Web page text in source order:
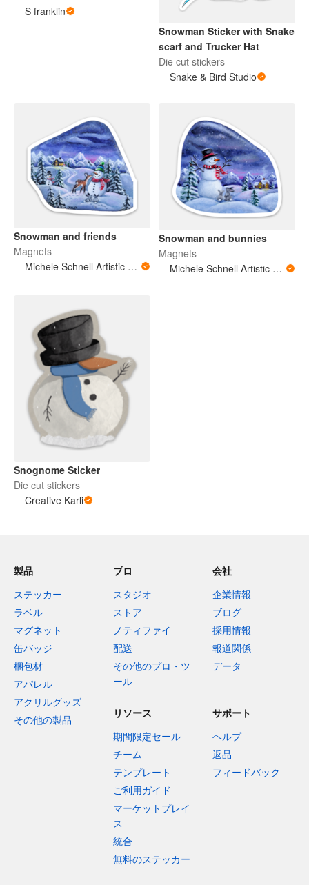
S franklin
Snowman Sticker with Snake
scarf and Trucker Hat
Die cut stickers
Snake & Bird Studio
Snowman and friends
Magnets
Michele Schnell Artistic Expressions of Heart and Soul. PNW animals and more
Snowman and bunnies
Magnets
Michele Schnell Artistic Expressions of Heart and Soul. PNW animals and more
Snognome Sticker
Die cut stickers
Creative Karli
製品
ステッカー
ラベル
マグネット
缶バッジ
梱包材
アパレル
アクリルグッズ
その他の製品
プロ
スタジオ
ストア
ノティファイ
配送
その他のプロ・ツ
ール
会社
企業情報
ブログ
採用情報
報道関係
データ
リソース
期間限定セール
チーム
テンプレート
ご利用ガイド
マーケットプレイ
ス
統合
無料のステッカー
サポート
ヘルプ
返品
フィードバック